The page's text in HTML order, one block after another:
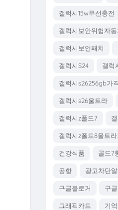
갤럭시15w무선충전
갤럭시보안위험자
갤럭시보안패치
갤럭시S24 갤럭
갤럭시s26256gb가격
갤럭시s26울트라
갤럭시z폴드7
갤럭시z폴드8울트라
건강식품 골드7
공항 광고차단
구글블로거 구
그래픽카드 기